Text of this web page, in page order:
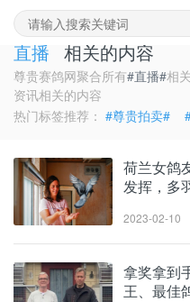
聚合阅读
直播 相关的内容
尊贵赛鸽网聚合所有#直播#相
资讯相关的内容
热门标签推荐： #尊贵拍卖#
荷兰女鸽
发挥，多
2023-02-10
拿奖拿到
王、最佳